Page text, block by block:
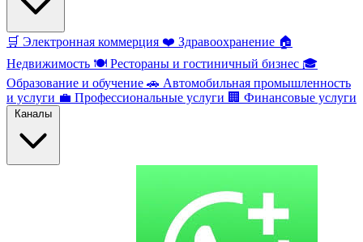
🛒 Электронная коммерция ❤️ Здравоохранение 🏠
Недвижимость 🍽️ Рестораны и гостиничный бизнес 🎓
Образование и обучение 🚗 Автомобильная промышленность
и услуги 💼 Профессиональные услуги 🏢 Финансовые услуги